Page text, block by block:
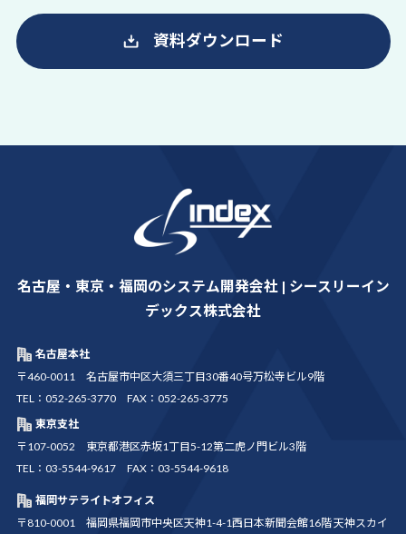
資料ダウンロード
名古屋・東京・福岡のシステム開発会社 | シースリーイン
デックス株式会社
名古屋本社
〒460-0011 名古屋市中区大須三丁目30番40号万松寺ビル9階
TEL：052-265-3770 FAX：052-265-3775
東京支社
〒107-0052 東京都港区赤坂1丁目5-12第二虎ノ門ビル3階
TEL：03-5544-9617 FAX：03-5544-9618
福岡サテライトオフィス
〒810-0001 福岡県福岡市中央区天神1-4-1西日本新聞会館16階 天神スカイ